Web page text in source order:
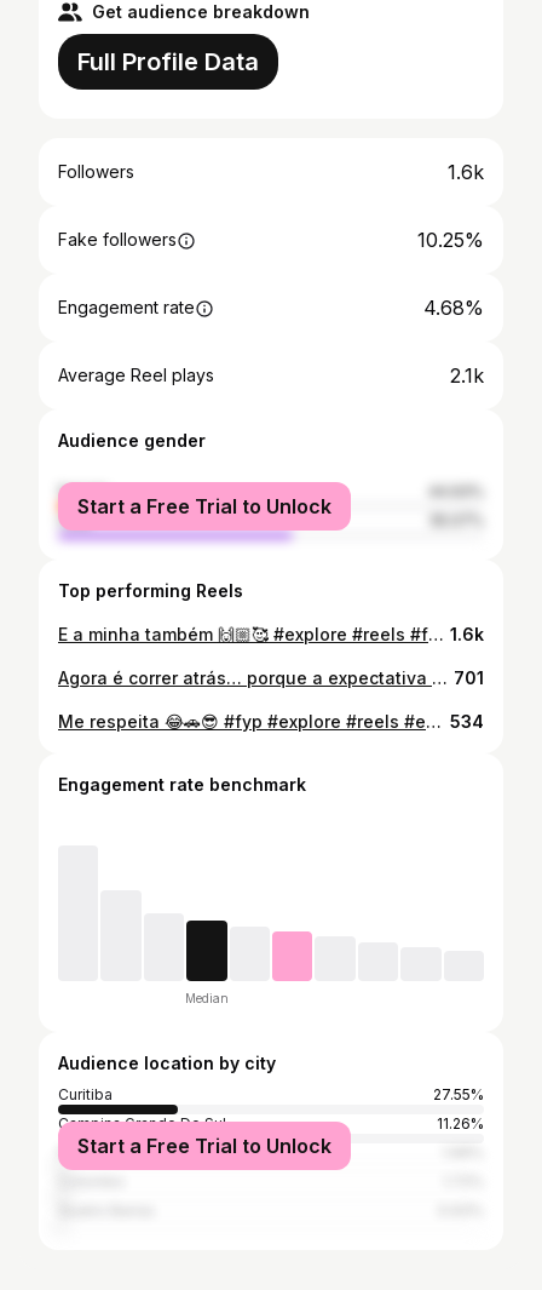
Get audience breakdown
Full Profile Data
Followers 1.6k
Fake followers 10.25%
Engagement rate 4.68%
Average Reel plays 2.1k
Audience gender
female
male
Start a Free Trial to Unlock
Top performing Reels
E a minha também 🙌🏼🥰 #explore #reels #fyp #explorepage #refletir #reflexão #sucesso #objetivo #trabalho 1.6k
Agora é correr atrás… porque a expectativa dele tá alta 😂✨ #explore #reels #fyp #filho #metas #nãodesista #vidareal #empreendedorismo #maternidade #focoefé 701
Me respeita 😂🚗😎 #fyp #explore #reels #engraçado #habilitada 534
Engagement rate benchmark
Median
Audience location by city
Curitiba
27.55%
Campina Grande Do Sul
11.26%
Pinhais
Start a Free Trial to Unlock